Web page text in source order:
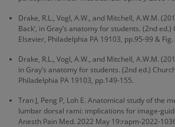
Drake, R.L., Vogl, A.W., and Mitchell, A.W.M.
Back’, in Gray’s anatomy for students. (2nd
Elsevier, Philadelphia PA 19103, pp.95-99 &
Drake, R.L., Vogl, A.W., and Mitchell, A.W.M.
in Gray’s anatomy for students. (2nd ed.)
Philadelphia PA 19103, pp.149-155.
Tran J, Peng P, Loh E. Anatomical study of the
lumbar dorsal rami: implications for image-
Anesth Pain Med. 2022 May 19:rapm-2022-